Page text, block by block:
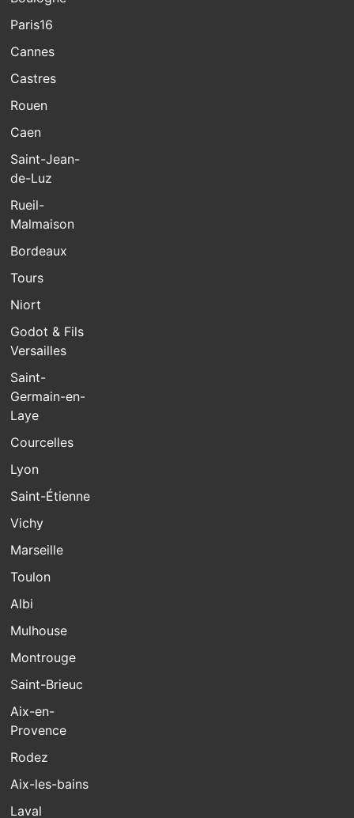
Paris16
Cannes
Castres
Rouen
Caen
Saint-Jean-
de-Luz
Rueil-
Malmaison
Bordeaux
Tours
Niort
Godot & Fils
Versailles
Saint-
Germain-en-
Laye
Courcelles
Lyon
Saint-Étienne
Vichy
Marseille
Toulon
Albi
Mulhouse
Montrouge
Saint-Brieuc
Aix-en-
Provence
Rodez
Aix-les-bains
Laval